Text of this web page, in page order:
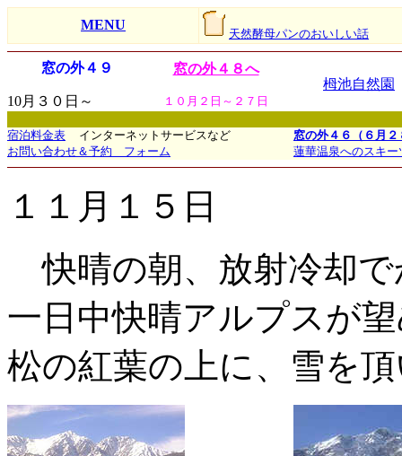
MENU
天然酵母パンのおいしい話
窓の外４９
10月３０日～
窓の外４８へ
１０月２日～２７日
栂池自然園
宿泊料金表 インターネットサービスなど
窓の外４６（６月
お問い合わせ＆予約 フォーム
蓮華温泉へのスキー
１１月１５日
快晴の朝、放射冷却
一日中快晴アルプスが
松の紅葉の上に、雪を